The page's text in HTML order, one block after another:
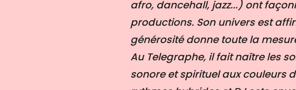
afro, dancehall, jazz...) ont
productions. Son univers est
générosité donne toute la
Au Telegraphe, il fait naître les
sonore et spirituel aux couleurs